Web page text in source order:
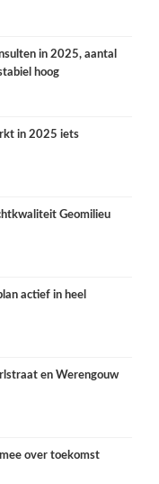
in 2025, aantal
hoog
in 2025 iets
Geomilieu
actief in heel
en Werengouw
over toekomst